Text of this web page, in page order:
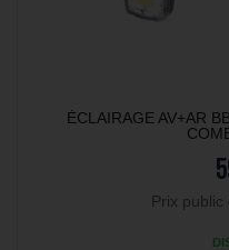
ÉCLAIRAGE AV+AR
Prix public